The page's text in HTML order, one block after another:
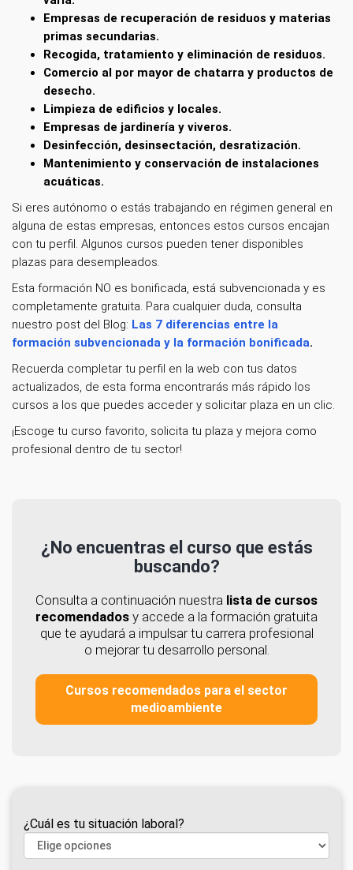
Empresas de recuperación de residuos y materias
primas secundarias.
Recogida, tratamiento y eliminación de residuos.
Comercio al por mayor de chatarra y productos de
desecho.
Limpieza de edificios y locales.
Empresas de jardinería y viveros.
Desinfección, desinsectación, desratización.
Mantenimiento y conservación de instalaciones
acuáticas.
Si eres autónomo o estás trabajando en régimen general en
alguna de estas empresas, entonces estos cursos encajan
con tu perfil. Algunos cursos pueden tener disponibles
plazas para desempleados.
Esta formación NO es bonificada, está subvencionada y es
completamente gratuita. Para cualquier duda, consulta
nuestro post del Blog: Las 7 diferencias entre la
formación subvencionada y la formación bonificada.
Recuerda completar tu perfil en la web con tus datos
actualizados, de esta forma encontrarás más rápido los
cursos a los que puedes acceder y solicitar plaza en un clic.
¡Escoge tu curso favorito, solicita tu plaza y mejora como
profesional dentro de tu sector!
¿No encuentras el curso que estás
buscando?
Consulta a continuación nuestra lista de cursos
recomendados y accede a la formación gratuita
que te ayudará a impulsar tu carrera profesional
o mejorar tu desarrollo personal.
Cursos recomendados para el sector
medioambiente
¿Cuál es tu situación laboral?